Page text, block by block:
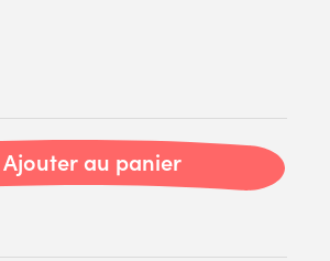
Ajouter au panier